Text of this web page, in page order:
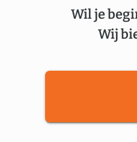
Wil je
Wij